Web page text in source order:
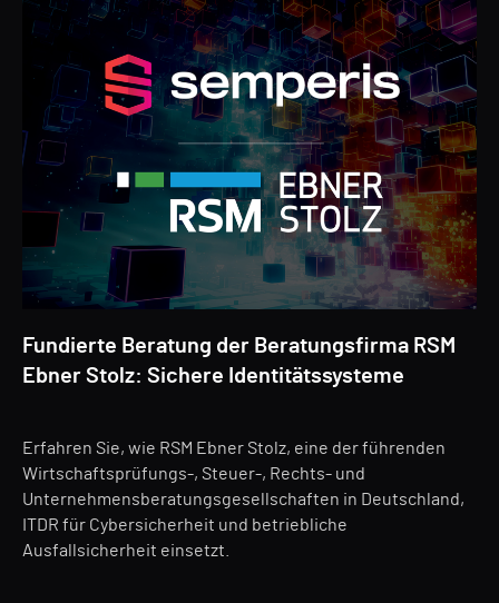
Fundierte Beratung der Beratungsfirma RSM
Ebner Stolz: Sichere Identitätssysteme
Erfahren Sie, wie RSM Ebner Stolz, eine der führenden
Wirtschaftsprüfungs-, Steuer-, Rechts- und
Unternehmensberatungsgesellschaften in Deutschland,
ITDR für Cybersicherheit und betriebliche
Ausfallsicherheit einsetzt.